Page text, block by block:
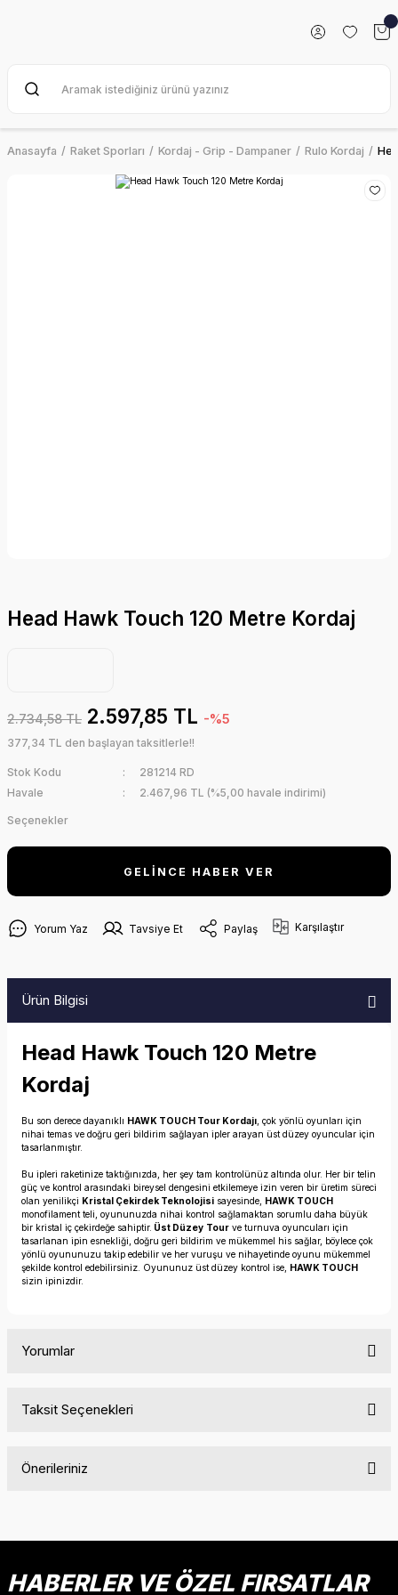
Anasayfa Raket Sporları Kordaj - Grip - Dampaner Rulo Kordaj
Head Hawk Touch 120 Metre Kordaj
2.734,58 TL 2.597,85 TL -%5
377,34 TL den başlayan taksitlerle!!
Stok Kodu
281214 RD
Havale
2.467,96 TL (%5,00 havale indirimi)
Seçenekler
GELİNCE HABER VER
Yorum Yaz Tavsiye Et Paylaş Karşılaştır
Ürün Bilgisi
Head Hawk Touch 120 Metre
Kordaj
Bu son derece dayanıklı HAWK TOUCH Tour Kordajı , çok yönlü oyunları için
nihai temas ve doğru geri bildirim sağlayan ipler arayan üst düzey oyuncular için
tasarlanmıştır.
Bu ipleri raketinize taktığınızda, her şey tam kontrolünüz altında olur. Her bir telin
güç ve kontrol arasındaki bireysel dengesini etkilemeye izin veren bir üretim süreci
olan yenilikçi Kristal Çekirdek Teknolojisi sayesinde, HAWK TOUCH
monofilament teli, oyununuzda nihai kontrol sağlamaktan sorumlu daha büyük
bir kristal iç çekirdeğe sahiptir. Üst Düzey Tour ve turnuva oyuncuları için
tasarlanan ipin esnekliği, doğru geri bildirim ve mükemmel his sağlar, böylece çok
yönlü oyununuzu takip edebilir ve her vuruşu ve nihayetinde oyunu mükemmel
şekilde kontrol edebilirsiniz. Oyununuz üst düzey kontrol ise, HAWK TOUCH
sizin ipinizdir.
Yorumlar
Taksit Seçenekleri
Önerileriniz
HABERLER VE ÖZEL FIRSATLAR